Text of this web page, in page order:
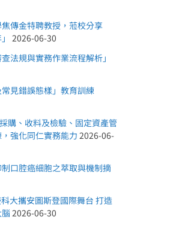
焦傳金特聘教授，蒞校分享
2026-06-30
法規與實務作業流程解析」
見錯誤態樣」教育訓練
購、收料及檢驗、固定資產管
強化同仁實務能力 2026-06-
口腔癌細胞之萃取與機制摘
大攜安圖斯登國際舞台 打造
2026-06-30